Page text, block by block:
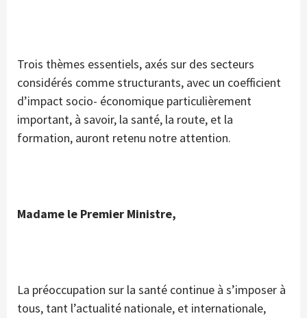
Trois thèmes essentiels, axés sur des secteurs
considérés comme structurants, avec un coefficient
d’impact socio- économique particulièrement
important, à savoir, la santé, la route, et la
formation, auront retenu notre attention.
Madame le Premier Ministre,
La préoccupation sur la santé continue à s’imposer à
tous, tant l’actualité nationale, et internationale,